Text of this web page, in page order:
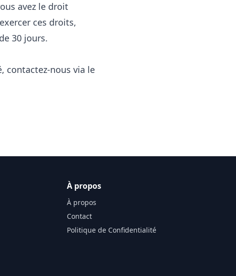
avez le droit
ces droits,
30 jours.
contactez-nous via le
À propos
À propos
Contact
Politique de Confidentialité